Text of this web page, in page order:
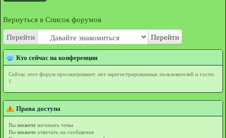
Вернуться в Список форумов
Перейти
Перейти
Кто сейчас на конференции
Сейчас этот форум просматривают: нет зарегистрированных пользователей и гости:
1
Права доступа
Вы можете начинать темы
Вы можете отвечать на сообщения